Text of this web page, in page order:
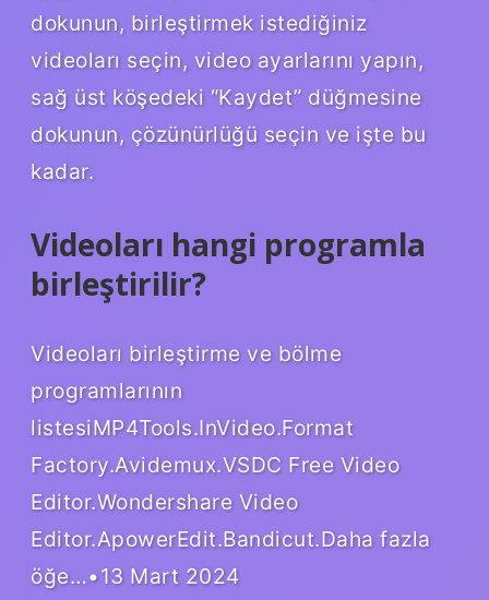
dokunun, birleştirmek istediğiniz
videoları seçin, video ayarlarını yapın,
sağ üst köşedeki “Kaydet” düğmesine
dokunun, çözünürlüğü seçin ve işte bu
kadar.
Videoları hangi programla
birleştirilir?
Videoları birleştirme ve bölme
programlarının
listesiMP4Tools.InVideo.Format
Factory.Avidemux.VSDC Free Video
Editor.Wondershare Video
Editor.ApowerEdit.Bandicut.Daha fazla
öğe…•13 Mart 2024